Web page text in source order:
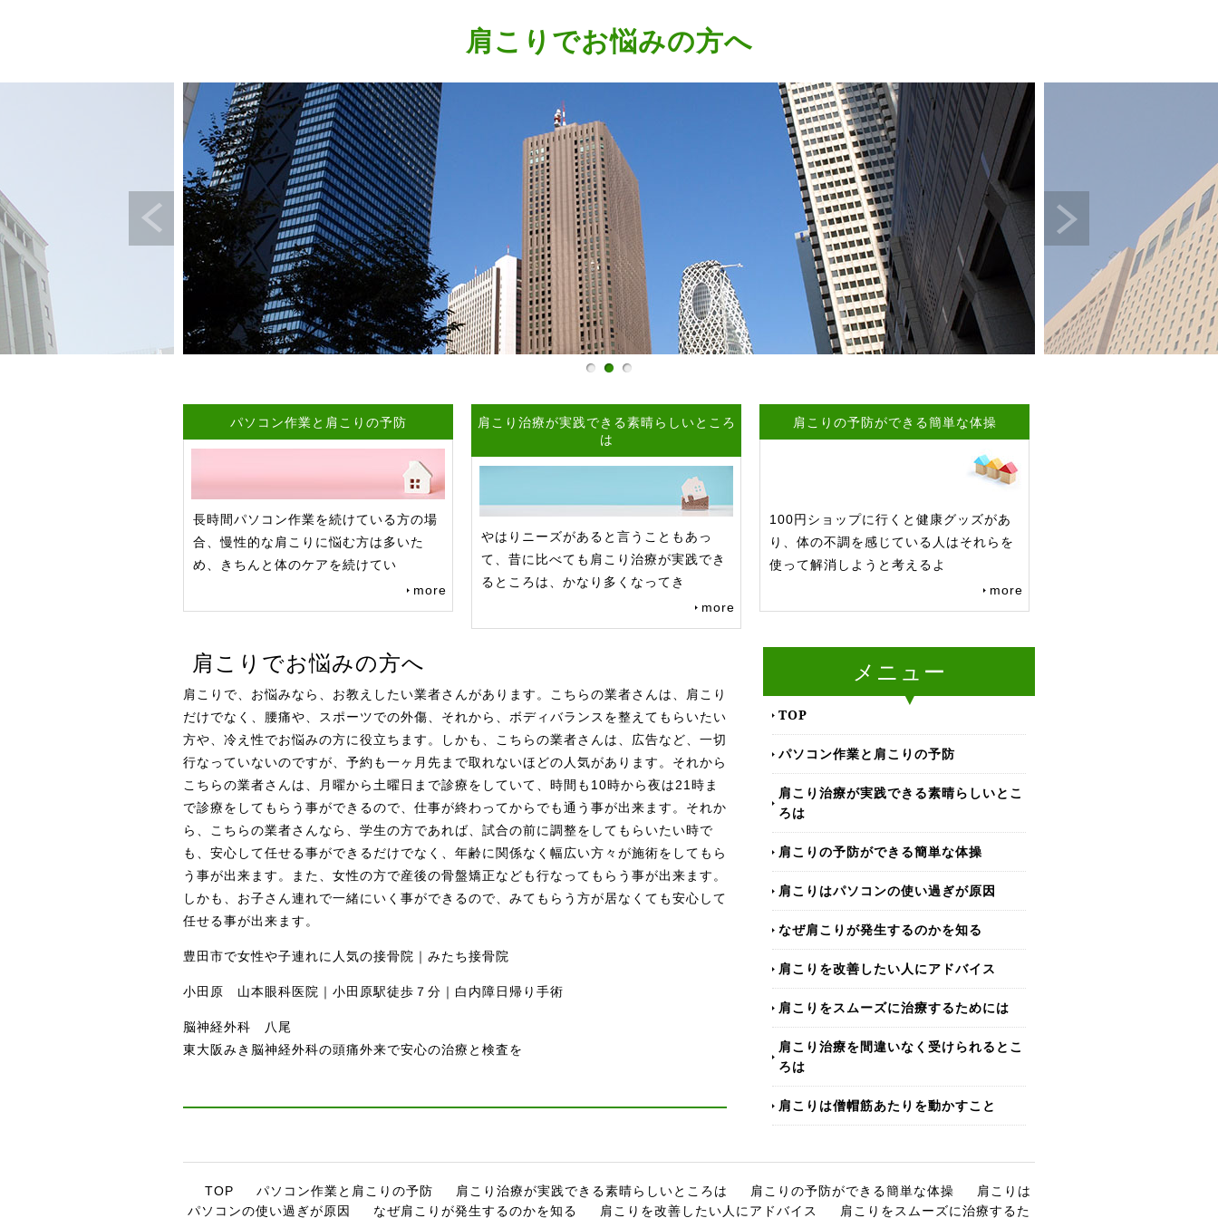
肩こりでお悩みの方へ
パソコン作業と肩こりの予防
長時間パソコン作業を続けている方の場
合、慢性的な肩こりに悩む方は多いた
め、きちんと体のケアを続けてい
more
肩こり治療が実践できる素晴らしいところ
は
やはりニーズがあると言うこともあっ
て、昔に比べても肩こり治療が実践でき
るところは、かなり多くなってき
more
肩こりの予防ができる簡単な体操
100円ショップに行くと健康グッズがあ
り、体の不調を感じている人はそれらを
使って解消しようと考えるよ
more
メニュー
TOP
パソコン作業と肩こりの予防
肩こり治療が実践できる素晴らしいとこ
ろは
肩こりの予防ができる簡単な体操
肩こりはパソコンの使い過ぎが原因
なぜ肩こりが発生するのかを知る
肩こりを改善したい人にアドバイス
肩こりをスムーズに治療するためには
肩こり治療を間違いなく受けられるとこ
ろは
肩こりは僧帽筋あたりを動かすこと
肩こりでお悩みの方へ
肩こりで、お悩みなら、お教えしたい業者さんがあります。こちらの業者さんは、肩こり
だけでなく、腰痛や、スポーツでの外傷、それから、ボディバランスを整えてもらいたい
方や、冷え性でお悩みの方に役立ちます。しかも、こちらの業者さんは、広告など、一切
行なっていないのですが、予約も一ヶ月先まで取れないほどの人気があります。それから
こちらの業者さんは、月曜から土曜日まで診療をしていて、時間も10時から夜は21時ま
で診療をしてもらう事ができるので、仕事が終わってからでも通う事が出来ます。それか
ら、こちらの業者さんなら、学生の方であれば、試合の前に調整をしてもらいたい時で
も、安心して任せる事ができるだけでなく、年齢に関係なく幅広い方々が施術をしてもら
う事が出来ます。また、女性の方で産後の骨盤矯正なども行なってもらう事が出来ます。
しかも、お子さん連れで一緒にいく事ができるので、みてもらう方が居なくても安心して
任せる事が出来ます。
豊田市で女性や子連れに人気の接骨院｜みたち接骨院
小田原 山本眼科医院｜小田原駅徒歩７分｜白内障日帰り手術
脳神経外科 八尾
東大阪みき脳神経外科の頭痛外来で安心の治療と検査を
TOP パソコン作業と肩こりの予防 肩こり治療が実践できる素晴らしいところは 肩こりの予防ができる簡単な体操
肩こりは
パソコンの使い過ぎが原因
なぜ肩こりが発生するのかを知る 肩こりを改善したい人にアドバイス 肩こりをスムーズに治療するた